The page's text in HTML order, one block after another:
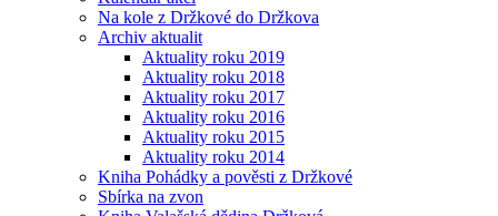
Na kole z Držkové do Držkova
Archiv aktualit
Aktuality roku 2019
Aktuality roku 2018
Aktuality roku 2017
Aktuality roku 2016
Aktuality roku 2015
Aktuality roku 2014
Kniha Pohádky a pověsti z Držkové
Sbírka na zvon